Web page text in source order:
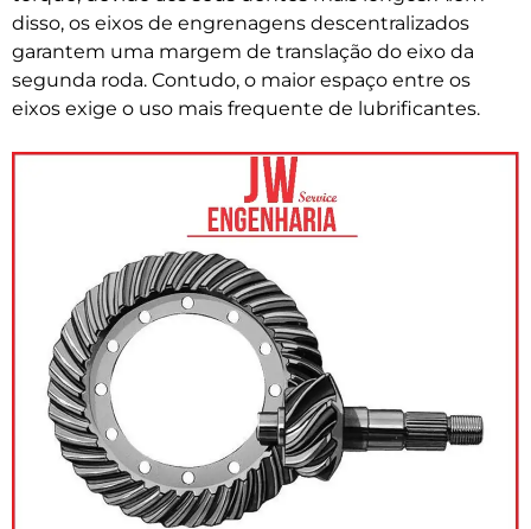
disso, os eixos de engrenagens descentralizados
garantem uma margem de translação do eixo da
segunda roda. Contudo, o maior espaço entre os
eixos exige o uso mais frequente de lubrificantes.